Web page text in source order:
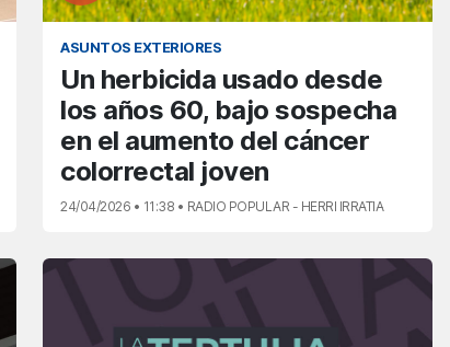
ASUNTOS EXTERIORES
Un herbicida usado desde
los años 60, bajo sospecha
en el aumento del cáncer
colorrectal joven
24/04/2026 • 11:38 • RADIO POPULAR - HERRI IRRATIA